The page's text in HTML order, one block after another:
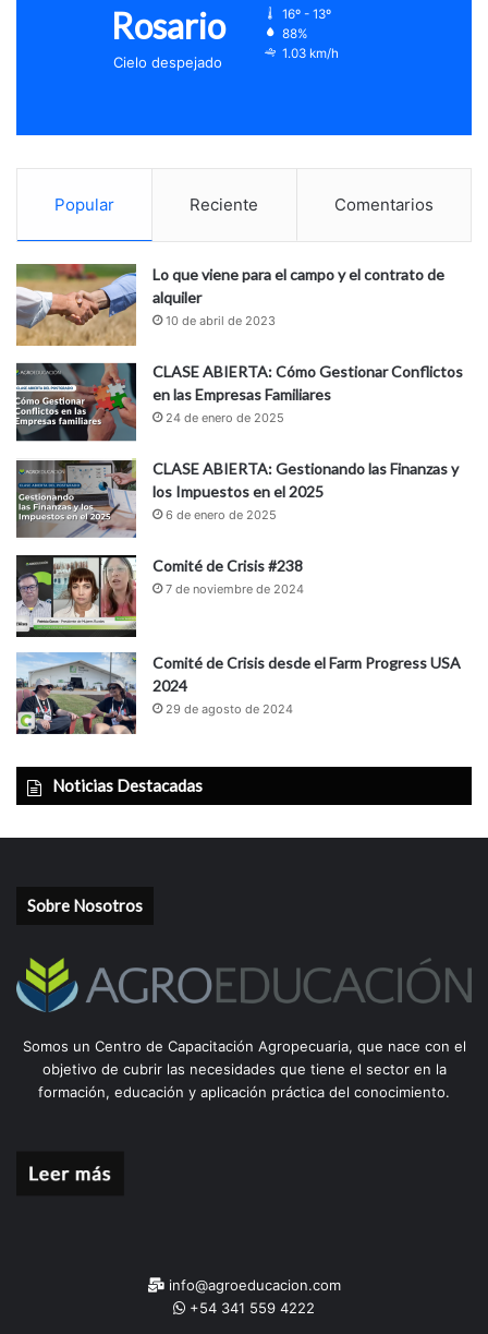
Rosario
Cielo despejado
16º - 13º
88%
1.03 km/h
Popular Reciente Comentarios
Lo que viene para el campo y el contrato de
alquiler
10 de abril de 2023
CLASE ABIERTA: Cómo Gestionar Conflictos
en las Empresas Familiares
24 de enero de 2025
CLASE ABIERTA: Gestionando las Finanzas y
los Impuestos en el 2025
6 de enero de 2025
Comité de Crisis #238
7 de noviembre de 2024
Comité de Crisis desde el Farm Progress USA
2024
29 de agosto de 2024
Noticias Destacadas
Sobre Nosotros
Somos un Centro de Capacitación Agropecuaria, que nace con el
objetivo de cubrir las necesidades que tiene el sector en la
formación, educación y aplicación práctica del conocimiento.
info@agroeducacion.com
+54 341 559 4222